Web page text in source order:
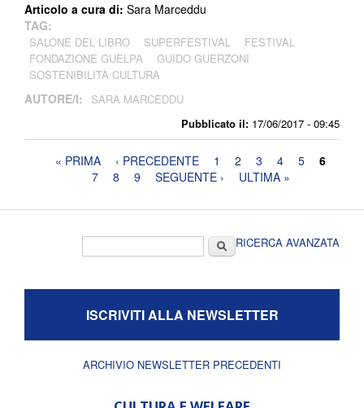
Pubblicato il: 17/06/2017 - 09:45
Articolo a cura di: Sara Marceddu
TAG:
SALONE DEL LIBRO SUPERFESTIVAL
FESTIVAL
FONDAZIONE GUELPA
GUIDO GUERZONI
SOSTENIBILITÀ CULTURA
AUTORE/I: SARA MARCEDDU
Pagine« PRIMA ‹ PRECEDENTE 1 2 3 4 5
6
7
8 9 SEGUENTE › ULTIMA »
CercaRICERCA AVANZATA
ISCRIVITI ALLA NEWSLETTER
ARCHIVIO NEWSLETTER PRECEDENTI